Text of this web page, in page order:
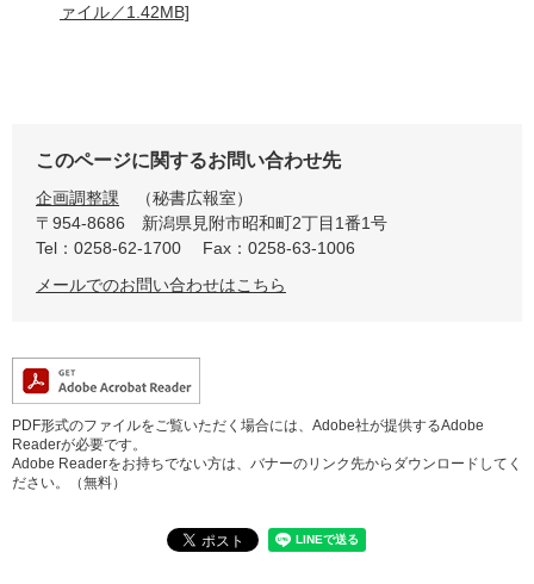
ァイル／1.42MB]
このページに関するお問い合わせ先
企画調整課
秘書広報室
〒954-8686
新潟県見附市昭和町2丁目1番1号
Tel：0258-62-1700
Fax：0258-63-1006
メールでのお問い合わせはこちら
PDF形式のファイルをご覧いただく場合には、Adobe社が提供するAdobe
Readerが必要です。
Adobe Readerをお持ちでない方は、バナーのリンク先からダウンロードしてく
ださい。（無料）